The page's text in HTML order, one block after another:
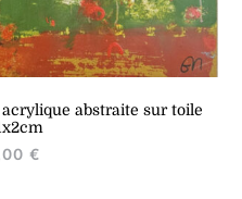
abstraite sur toile
€